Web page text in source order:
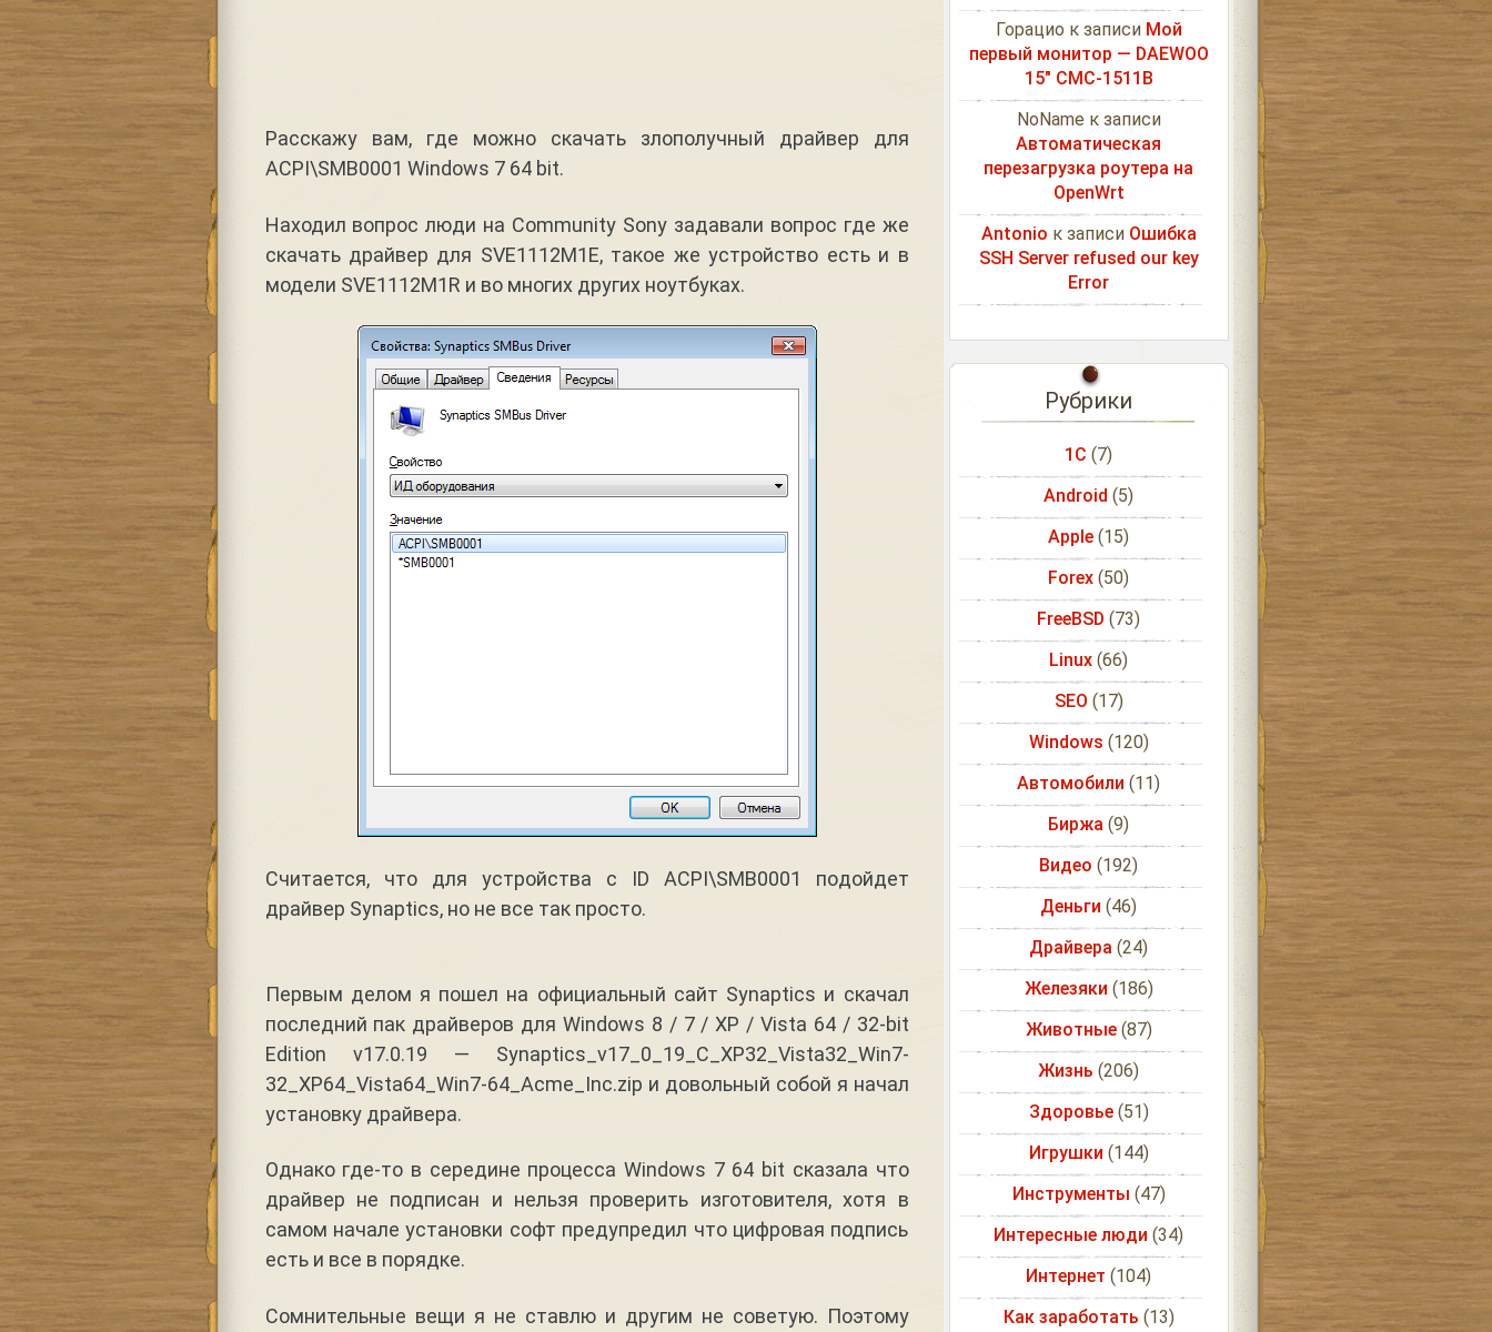
Расскажу вам, где можно скачать злополучный драйвер для
ACPI\SMB0001 Windows 7 64 bit.
Находил вопрос люди на Community Sony задавали вопрос где же
скачать драйвер для SVE1112M1E, такое же устройство есть и в
модели SVE1112M1R и во многих других ноутбуках.
Считается, что для устройства с ID ACPI\SMB0001 подойдет
драйвер Synaptics, но не все так просто.
Первым делом я пошел на официальный сайт Synaptics и скачал
последний пак драйверов для Windows 8 / 7 / XP / Vista 64 / 32-bit
Edition v17.0.19 — Synaptics_v17_0_19_C_XP32_Vista32_Win7-
32_XP64_Vista64_Win7-64_Acme_Inc.zip и довольный собой я начал
установку драйвера.
Однако где-то в середине процесса Windows 7 64 bit сказала что
драйвер не подписан и нельзя проверить изготовителя, хотя в
самом начале установки софт предупредил что цифровая подпись
есть и все в порядке.
Сомнительные вещи я не ставлю и другим не советую. Поэтому
Горацио к записи Мой
первый монитор — DAEWOO
15″ CMC-1511B
NoName к записи
Автоматическая
перезагрузка роутера на
OpenWrt
Antonio к записи Ошибка
SSH Server refused our key
Error
Рубрики
1С (7)
Android (5)
Apple (15)
Forex (50)
FreeBSD (73)
Linux (66)
SEO (17)
Windows (120)
Автомобили (11)
Биржа (9)
Видео (192)
Деньги (46)
Драйвера (24)
Железяки (186)
Животные(87)
Жизнь (206)
Здоровье(51)
Игрушки (144)
Инструменты (47)
Интересные люди (34)
Интернет (104)
Как заработать (13)